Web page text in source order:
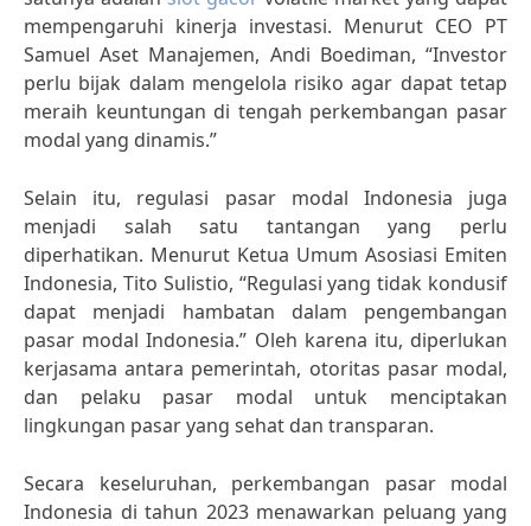
mempengaruhi kinerja investasi. Menurut CEO PT
Samuel Aset Manajemen, Andi Boediman, “Investor
perlu bijak dalam mengelola risiko agar dapat tetap
meraih keuntungan di tengah perkembangan pasar
modal yang dinamis.”
Selain itu, regulasi pasar modal Indonesia juga
menjadi salah satu tantangan yang perlu
diperhatikan. Menurut Ketua Umum Asosiasi Emiten
Indonesia, Tito Sulistio, “Regulasi yang tidak kondusif
dapat menjadi hambatan dalam pengembangan
pasar modal Indonesia.” Oleh karena itu, diperlukan
kerjasama antara pemerintah, otoritas pasar modal,
dan pelaku pasar modal untuk menciptakan
lingkungan pasar yang sehat dan transparan.
Secara keseluruhan, perkembangan pasar modal
Indonesia di tahun 2023 menawarkan peluang yang